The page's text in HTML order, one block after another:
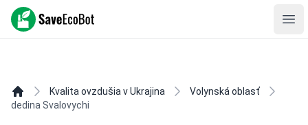
SaveEcoBot
Kvalita ovzdušia v Ukrajina
Volynská oblasť
dedina Svalovychi